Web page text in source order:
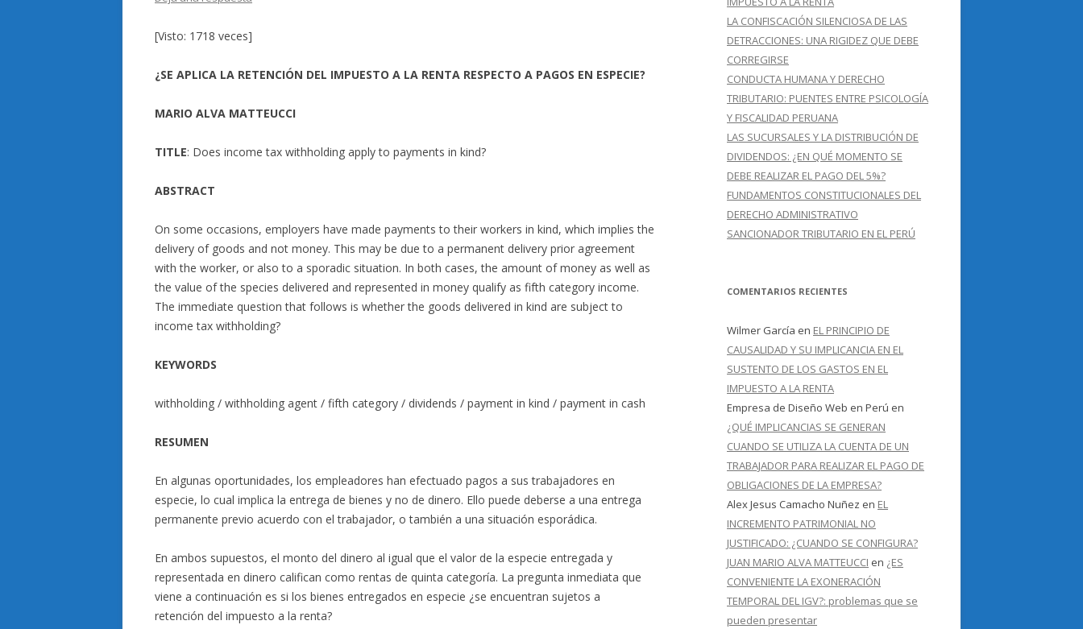
[Visto: 1718 veces]
¿SE APLICA LA RETENCIÓN DEL IMPUESTO A LA RENTA RESPECTO A PAGOS EN ESPECIE?
MARIO ALVA MATTEUCCI
TITLE: Does income tax withholding apply to payments in kind?
ABSTRACT
On some occasions, employers have made payments to their workers in kind, which implies the
delivery of goods and not money. This may be due to a permanent delivery prior agreement
with the worker, or also to a sporadic situation. In both cases, the amount of money as well as
the value of the species delivered and represented in money qualify as fifth category income.
The immediate question that follows is whether the goods delivered in kind are subject to
income tax withholding?
KEYWORDS
withholding / withholding agent / fifth category / dividends / payment in kind / payment in cash
RESUMEN
En algunas oportunidades, los empleadores han efectuado pagos a sus trabajadores en
especie, lo cual implica la entrega de bienes y no de dinero. Ello puede deberse a una entrega
permanente previo acuerdo con el trabajador, o también a una situación esporádica.
En ambos supuestos, el monto del dinero al igual que el valor de la especie entregada y
representada en dinero califican como rentas de quinta categoría. La pregunta inmediata que
viene a continuación es si los bienes entregados en especie ¿se encuentran sujetos a
retención del impuesto a la renta?
LA CONFISCACIÓN SILENCIOSA DE LAS
DETRACCIONES: UNA RIGIDEZ QUE DEBE
CORREGIRSE
CONDUCTA HUMANA Y DERECHO
TRIBUTARIO: PUENTES ENTRE PSICOLOGÍA
Y FISCALIDAD PERUANA
LAS SUCURSALES Y LA DISTRIBUCIÓN DE
DIVIDENDOS: ¿EN QUÉ MOMENTO SE
DEBE REALIZAR EL PAGO DEL 5%?
FUNDAMENTOS CONSTITUCIONALES DEL
DERECHO ADMINISTRATIVO
SANCIONADOR TRIBUTARIO EN EL PERÚ
COMENTARIOS RECIENTES
Wilmer García en EL PRINCIPIO DE
CAUSALIDAD Y SU IMPLICANCIA EN EL
SUSTENTO DE LOS GASTOS EN EL
IMPUESTO A LA RENTA
Empresa de Diseño Web en Perú en
¿QUÉ IMPLICANCIAS SE GENERAN
CUANDO SE UTILIZA LA CUENTA DE UN
TRABAJADOR PARA REALIZAR EL PAGO DE
OBLIGACIONES DE LA EMPRESA?
Alex Jesus Camacho Nuñez en EL
INCREMENTO PATRIMONIAL NO
JUSTIFICADO: ¿CUANDO SE CONFIGURA?
JUAN MARIO ALVA MATTEUCCI en ¿ES
CONVENIENTE LA EXONERACIÓN
TEMPORAL DEL IGV?: problemas que se
pueden presentar